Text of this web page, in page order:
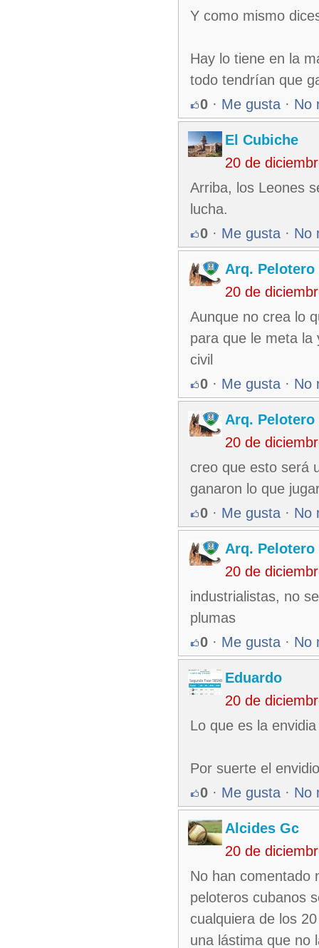
Y como mismo
Hay lo tiene en la
todo tendrían que
0 · Me gusta · No
El Cubiche
20 de
Arriba, los Leones
lucha.
0 · Me gusta · No
Arq. Pelotero
20 de
Aunque no crea lo
para que le meta la
civil
0 · Me gusta · No
Arq. Pelotero
20 de
creo que esto será
ganaron lo que
0 · Me gusta · No
Arq. Pelotero
20 de
industrialistas, no
plumas
0 · Me gusta · No
Eduardo
20 de
Lo que es la
Por suerte el
0 · Me gusta · No
Alcides Gc
20 de
No han comentado
peloteros cubanos
cualquiera de los
una lástima que no